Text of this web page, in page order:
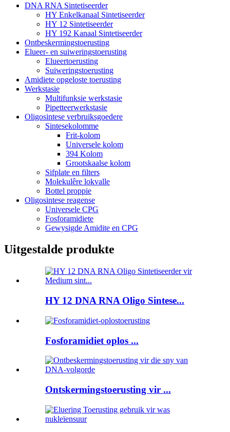
DNA RNA Sintetiseerder
HY Enkelkanaal Sintetiseerder
HY 12 Sintetiseerder
HY 192 Kanaal Sintetiseerder
Ontbeskermingstoerusting
Elueer- en suiweringstoerusting
Elueertoerusting
Suiweringstoerusting
Amidiete opgeloste toerusting
Werkstasie
Multifunksie werkstasie
Pipetteerwerkstasie
Oligosintese verbruiksgoedere
Sintesekolomme
Frit-kolom
Universele kolom
394 Kolom
Grootskaalse kolom
Sifplate en filters
Molekulêre lokvalle
Bottel proppie
Oligosintese reagense
Universele CPG
Fosforamidiete
Gewysigde Amidite en CPG
Uitgestalde produkte
HY 12 DNA RNA Oligo Sintese...
Fosforamidiet oplos ...
Ontskermingstoerusting vir ...